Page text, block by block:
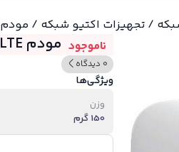
/ تجهیزات اکتیو شبکه / مودم
ناموجود مودم 4G/TD-LTE ایرانسل مدل TF-i60 H1
0 دیدگاه
ویژگی‌ها
وزن
150 گرم